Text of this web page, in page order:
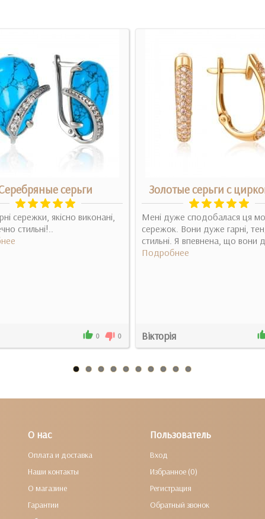
серьги
сережки, якісно виконані,
стильні!..
0 0
Золотые серьги с
Мені дуже сподобалася ця
сережок. Вони дуже гарні,
стильні. Я впевнена, що вони
Подробнее
Вікторія
О нас
Оплата и доставка
Наши контакты
О магазине
Гарантии
Пользователь
Вход
Избранное (0)
Регистрация
Обратный звонок